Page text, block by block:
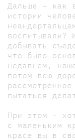
Дальше – как
истории
воспитывали?
добывать
что было
недавнем,
потом всю
пытаться
При этом -
с маленьким
красе вы в